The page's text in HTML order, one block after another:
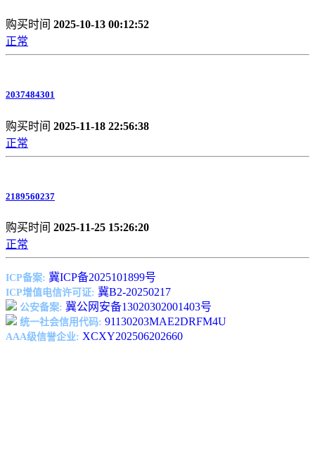
购买时间 2025-10-13 00:12:52
正常
2037484301
购买时间 2025-11-18 22:56:38
正常
2189560237
购买时间 2025-11-25 15:26:20
正常
ICP备案: 冀ICP备2025101899号
ICP增值电信许可证: 冀B2-20250217
公安备案: 冀公网安备13020302001403号
统一社会信用代码: 91130203MAE2DRFM4U
AAA级信誉企业: XCXY202506202660